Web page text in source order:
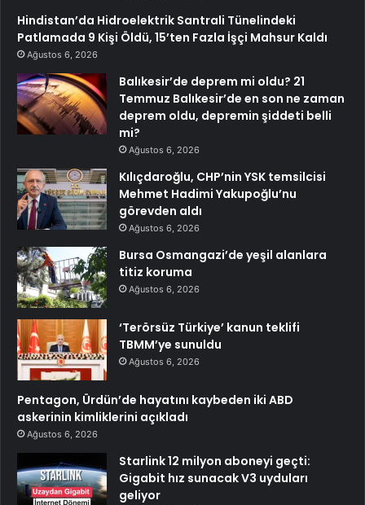
Hindistan’da Hidroelektrik Santrali Tünelindeki
Patlamada 9 Kişi Öldü, 15’ten Fazla İşçi Mahsur Kaldı
Ağustos 6, 2026
Balıkesir’de deprem mi oldu? 21
Temmuz Balıkesir’de en son ne zaman
deprem oldu, depremin şiddeti belli
mi?
Ağustos 6, 2026
Kılıçdaroğlu, CHP’nin YSK temsilcisi
Mehmet Hadimi Yakupoğlu’nu
görevden aldı
Ağustos 6, 2026
Bursa Osmangazi’de yeşil alanlara
titiz koruma
Ağustos 6, 2026
‘Terörsüz Türkiye’ kanun teklifi
TBMM’ye sunuldu
Ağustos 6, 2026
Pentagon, Ürdün’de hayatını kaybeden iki ABD
askerinin kimliklerini açıkladı
Ağustos 6, 2026
Starlink 12 milyon aboneyi geçti:
Gigabit hız sunacak V3 uyduları
geliyor